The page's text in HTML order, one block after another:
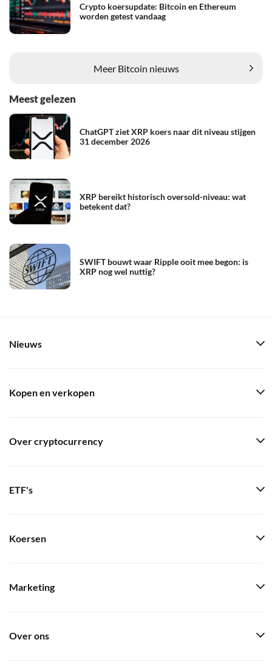
Crypto koersupdate: Bitcoin en Ethereum
worden getest vandaag
Meer Bitcoin nieuws
Meest gelezen
ChatGPT ziet XRP koers naar dit niveau stijgen
31 december 2026
XRP bereikt historisch oversold-niveau: wat
betekent dat?
SWIFT bouwt waar Ripple ooit mee begon: is
XRP nog wel nuttig?
Nieuws
Kopen en verkopen
Over cryptocurrency
ETF's
Koersen
Marketing
Over ons